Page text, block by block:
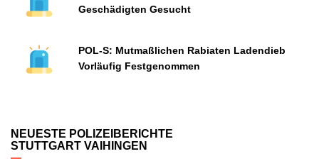
Geschädigten Gesucht
POL-S: Mutmaßlichen Rabiaten Ladendieb
Vorläufig Festgenommen
NEUESTE POLIZEIBERICHTE
STUTTGART VAIHINGEN